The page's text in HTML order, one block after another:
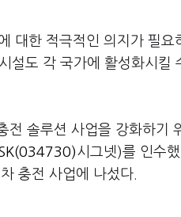
대한 적극적인 의지가 필요
설도 각 국가에 활성화시킬
전 솔루션 사업을 강화하기
시그넷)를 인수했
충전 사업에 나섰다.